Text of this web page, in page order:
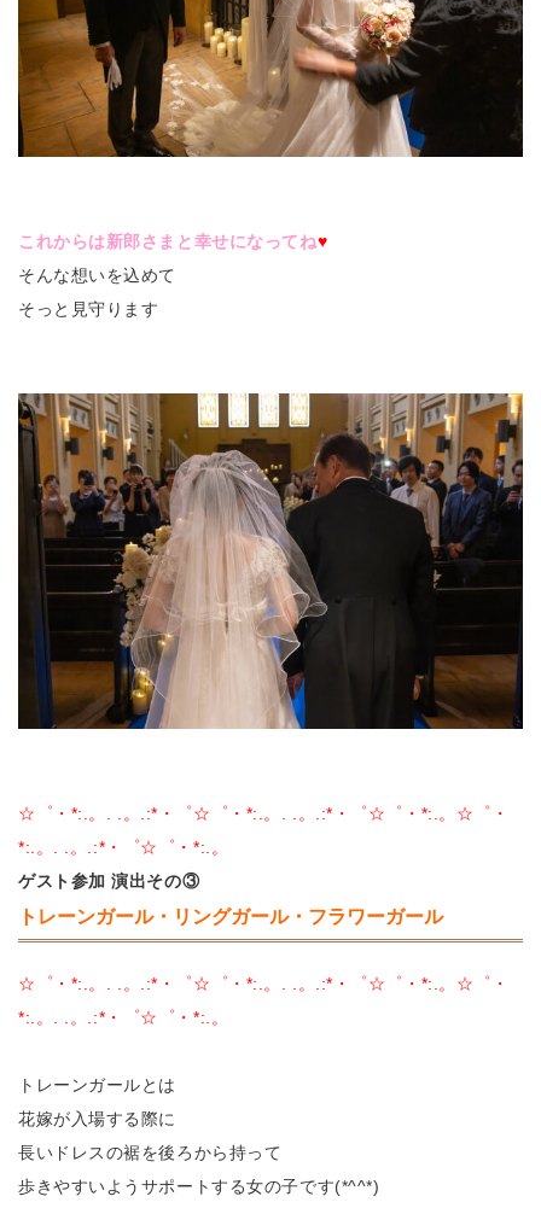
これからは新郎さまと幸せになってね♥
そんな想いを込めて
そっと見守ります
☆゜・*:.。. .。.:*・゜☆゜・*:.。. .。.:*・゜☆゜・*:.。☆゜・
*:.。. .。.:*・゜☆゜・*:.。
ゲスト参加 演出その③
トレーンガール・リングガール・フラワーガール
☆゜・*:.。. .。.:*・゜☆゜・*:.。. .。.:*・゜☆゜・*:.。☆゜・
*:.。. .。.:*・゜☆゜・*:.。
トレーンガールとは
花嫁が入場する際に
長いドレスの裾を後ろから持って
歩きやすいようサポートする女の子です(*^^*)